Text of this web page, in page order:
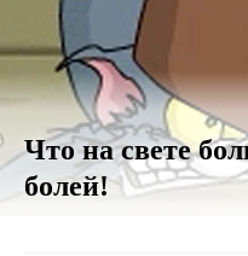
Что на свете
болей!